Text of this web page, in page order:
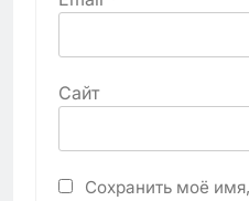
Сайт
Сохранить моё